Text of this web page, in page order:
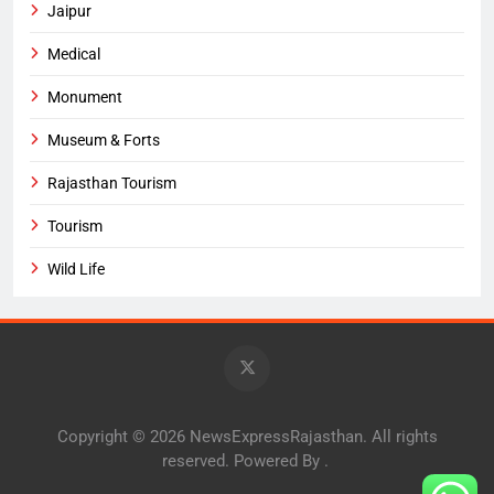
Jaipur
Medical
Monument
Museum & Forts
Rajasthan Tourism
Tourism
Wild Life
Copyright © 2026 NewsExpressRajasthan. All rights
reserved. Powered By .